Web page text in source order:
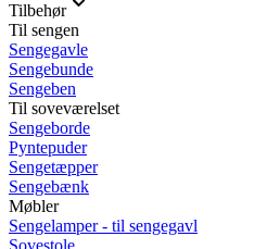
Tilbehør
Til sengen
Sengegavle
Sengebunde
Sengeben
Til soveværelset
Sengeborde
Pyntepuder
Sengetæpper
Sengebænk
Møbler
Sengelamper - til sengegavl
Sovestole